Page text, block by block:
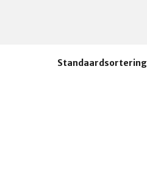
Standaardsortering